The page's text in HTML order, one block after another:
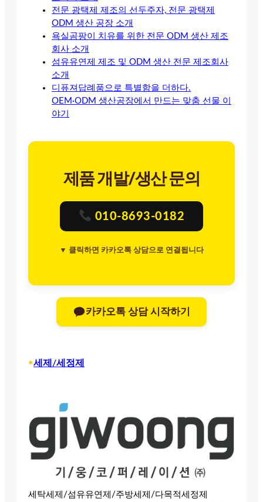
전문 광택제 제조의 선두주자, 전문 광택제
ODM 생산 공장 소개
욕실곰팡이 치유를 위한 전문 ODM 생산 제조
회사 소개
섬유유연제 제조 및 ODM 생산 전문 제조회사
소개
디퓨져답례품으로 특별함을 더하다.
OEM·ODM 생산공장에서 만드는 맞춤 선물 이
야기
제품 개발/생산 문의
010-8693-0182
▼ 클릭하면 카카오톡 상담으로 연결됩니다
카카오톡 상담 시작하기
•세제/세정제
세탁세제/섬유유연제/주방세제/다목적세정제